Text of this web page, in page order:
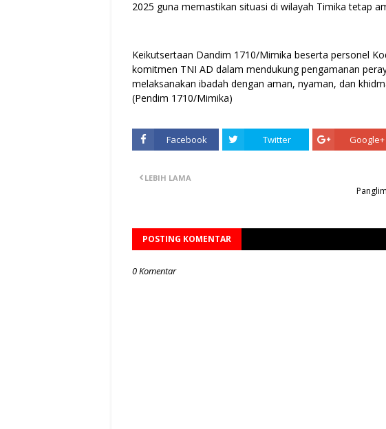
2025 guna memastikan situasi di wilayah Timika tetap
Keikutsertaan Dandim 1710/Mimika beserta personel
komitmen TNI AD dalam mendukung pengamanan
melaksanakan ibadah dengan aman, nyaman, dan
(Pendim 1710/Mimika)
Facebook Twitter Google+
LEBIH LAMA
POSTING KOMENTAR
0 Komentar